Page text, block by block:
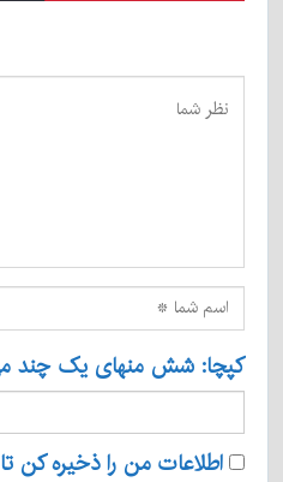
کپچا: شش منهای یک چند
اطلاعات من را ذخیره کن